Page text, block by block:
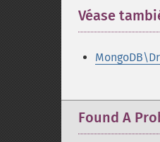
Véase
Found A